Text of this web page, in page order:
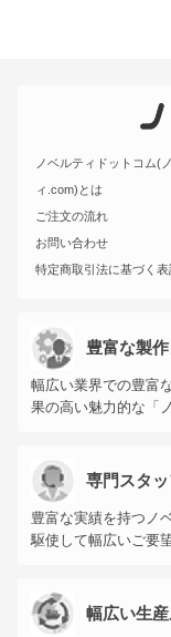
ノベルティドットコム(
ィ.com)とは
ご注文の流れ
お問い合わせ
特定商取引法に基づく表
豊富な製
幅広い業界での豊富
果の高い魅力的な「
専門スタ
豊富な実績を持つノ
駆使して幅広いご要
幅広い生